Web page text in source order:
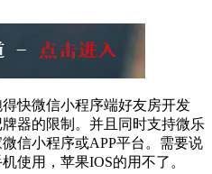
快微信小程序端好友房开发
器的限制。并且同时支持微乐
信小程序或APP平台。需要说
使用，苹果IOS的用不了。